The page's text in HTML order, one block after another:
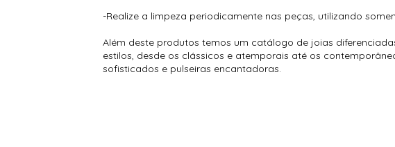
-Realize a limpeza periodicamente nas peças, utilizando
Além deste produtos temos um catálogo de joias
estilos, desde os clássicos e atemporais até os
sofisticados e pulseiras encantadoras.